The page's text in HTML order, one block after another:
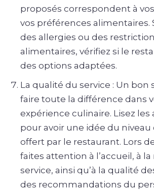
proposés correspondent à
vos préférences alimentaires.
des allergies ou des
alimentaires, vérifiez si le
des options adaptées.
La qualité du service : Un bon
faire toute la différence dans
expérience culinaire. Lisez les
pour avoir une idée du niveau
offert par le restaurant. Lors
faites attention à l’accueil, à
service, ainsi qu’à la qualité
des recommandations du